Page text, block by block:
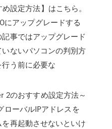
設定方法】はこちら。
アップグレードする
事ではアップグレード
ないパソコンの判別方
う前に必要な
2のおすすめ設定方法～
ローバルIPアドレスを
再起動させないといけ